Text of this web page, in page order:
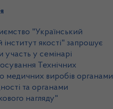
"Український
якості" запрошує
участь у семінарі
Технічних
медичних виробів органами
та органами
нагляду"